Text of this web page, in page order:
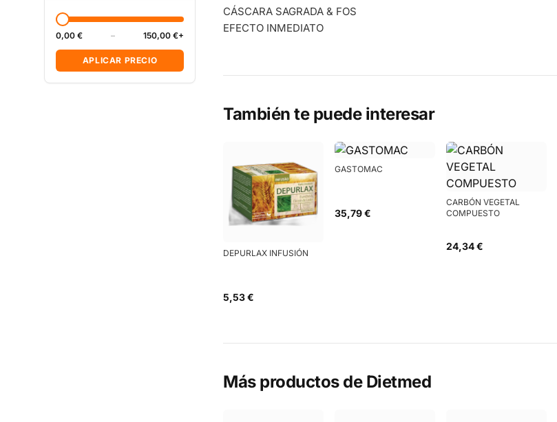
0,00 € – 150,00 €+
APLICAR PRECIO
CÁSCARA SAGRADA & FOS
EFECTO INMEDIATO
También te puede interesar
DEPURLAX INFUSIÓN
5,53 €
GASTOMAC
35,79 €
CARBÓN VEGETAL
COMPUESTO
24,34 €
Más productos de Dietmed